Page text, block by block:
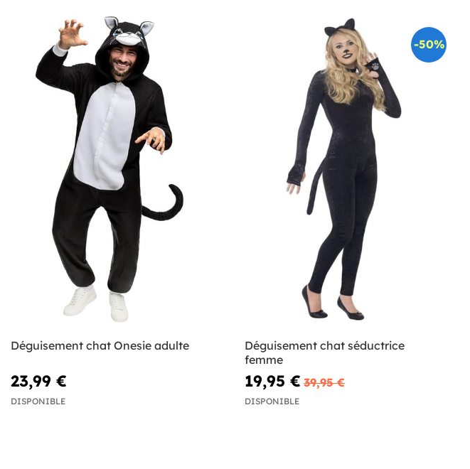
Déguisement chat Onesie adulte
23,99 €
DISPONIBLE
-50%
Déguisement chat séductrice
femme
19,95 € 39,95 €
DISPONIBLE